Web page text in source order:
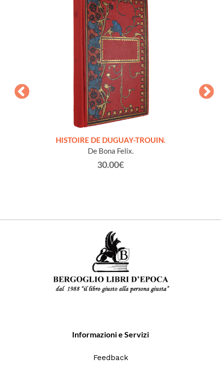
HISTOIRE DE DUGUAY-TROUIN.
De Bona Felix.
30.00€
Informazioni e Servizi
Feedback